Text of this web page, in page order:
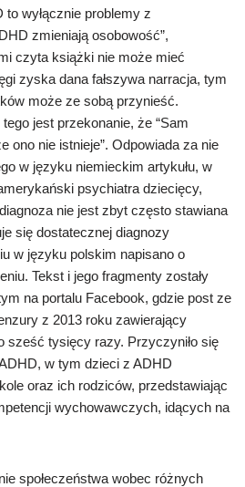
to wyłącznie problemy z
zmieniają osobowość”,
czyta książki nie może mieć
zyska dana fałszywa narracja, tym
może ze sobą przynieść.
jest przekonanie, że “Sam
ono nie istnieje”. Odpowiada za nie
w języku niemieckim artykułu, w
psychiatra dziecięcy,
nie jest zbyt często stawiana
się dostatecznej diagnozy
w języku polskim napisano o
Tekst i jego fragmenty zostały
na portalu Facebook, gdzie post ze
z 2013 roku zawierający
sześć tysięcy razy. Przyczyniło się
w tym dzieci z ADHD
oraz ich rodziców, przedstawiając
wychowawczych, idących na
społeczeństwa wobec różnych